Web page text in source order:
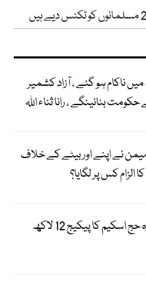
ناکام ہو گئے ، آزاد کشمیر
بنائینگے ، رانا ثناء اللہ
نے اپنے اور بیٹے کے خلاف
کس پر لگایا؟
اگلے سال کیلئے 40 روزہ حج اسکیم کا پیکیج 12 لاکھ